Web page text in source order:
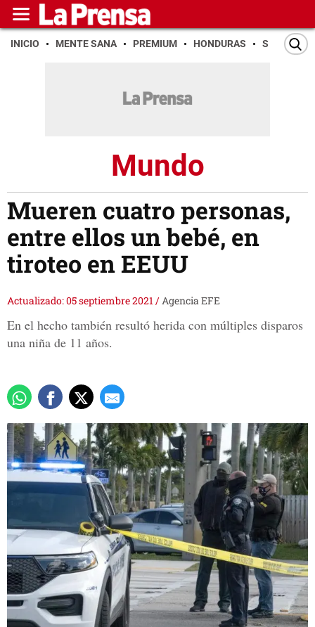
INICIO MENTE SANA PREMIUM HONDURAS SAN PEDRO
Mundo
Mueren cuatro personas,
entre ellos un bebé, en
tiroteo en EEUU
Actualizado: 05 septiembre 2021/Agencia EFE
En el hecho también resultó herida con múltiples disparos
una niña de 11 años.